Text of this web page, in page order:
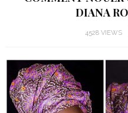
DIANA
4528 VIEWS